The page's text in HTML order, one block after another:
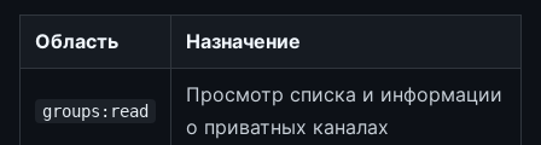
Область Назначение
groups:read
Просмотр списка и информации
о приватных каналах